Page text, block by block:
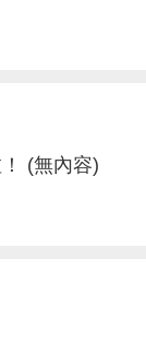
(無內容)